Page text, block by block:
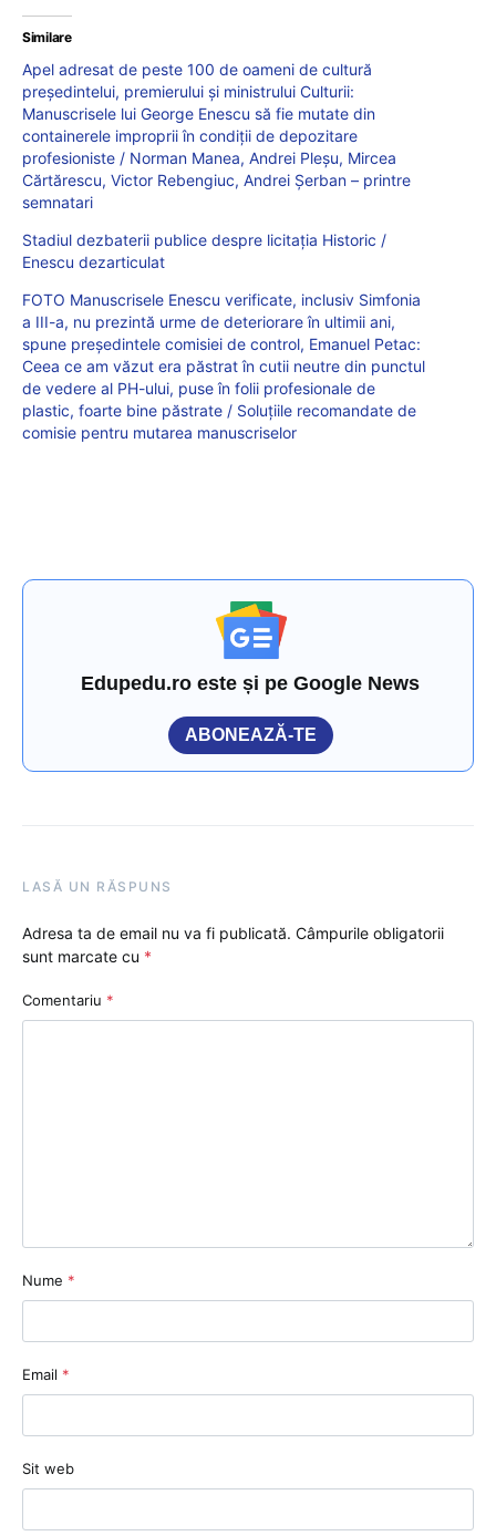
Similare
Apel adresat de peste 100 de oameni de cultură
președintelui, premierului și ministrului Culturii:
Manuscrisele lui George Enescu să fie mutate din
containerele improprii în condiții de depozitare
profesioniste / Norman Manea, Andrei Pleșu, Mircea
Cărtărescu, Victor Rebengiuc, Andrei Șerban – printre
semnatari
Stadiul dezbaterii publice despre licitația Historic /
Enescu dezarticulat
FOTO Manuscrisele Enescu verificate, inclusiv Simfonia
a III-a, nu prezintă urme de deteriorare în ultimii ani,
spune președintele comisiei de control, Emanuel Petac:
Ceea ce am văzut era păstrat în cutii neutre din punctul
de vedere al PH-ului, puse în folii profesionale de
plastic, foarte bine păstrate / Soluțiile recomandate de
comisie pentru mutarea manuscriselor
Edupedu.ro este și pe Google News
ABONEAZĂ-TE
LASĂ UN RĂSPUNS
Adresa ta de email nu va fi publicată. Câmpurile obligatorii
sunt marcate cu *
Comentariu *
Nume *
Email *
Sit web